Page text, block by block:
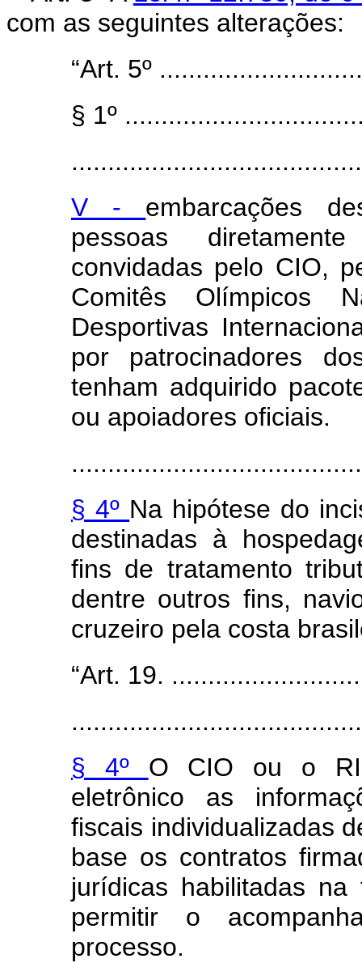
com as seguintes alterações:
“Art. 5º
§ 1º
V - embarcações
pessoas
convidadas pelo CIO,
Comitês Olímpicos
Desportivas
por patrocinadores
tenham adquirido
ou apoiadores oficiais.
§ 4º Na hipótese do
destinadas à
fins de tratamento
dentre outros fins,
cruzeiro pela costa
“Art. 19.
§ 4º O CIO ou o
eletrônico as
fiscais individualizadas
base os contratos
jurídicas habilitadas
permitir o
processo.